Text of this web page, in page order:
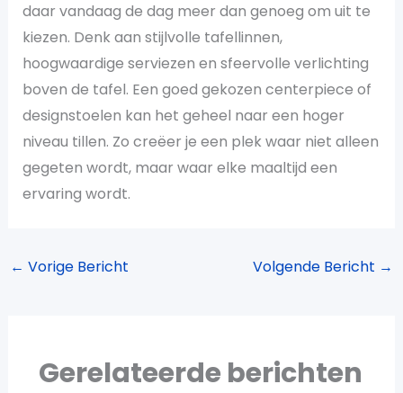
daar vandaag de dag meer dan genoeg om uit te
kiezen. Denk aan stijlvolle tafellinnen,
hoogwaardige serviezen en sfeervolle verlichting
boven de tafel. Een goed gekozen centerpiece of
designstoelen kan het geheel naar een hoger
niveau tillen. Zo creëer je een plek waar niet alleen
gegeten wordt, maar waar elke maaltijd een
ervaring wordt.
← Vorige Bericht Volgende Bericht →
Gerelateerde berichten